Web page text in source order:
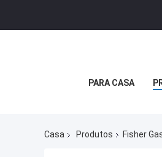
PARA CASA
Casa Produtos Fisher